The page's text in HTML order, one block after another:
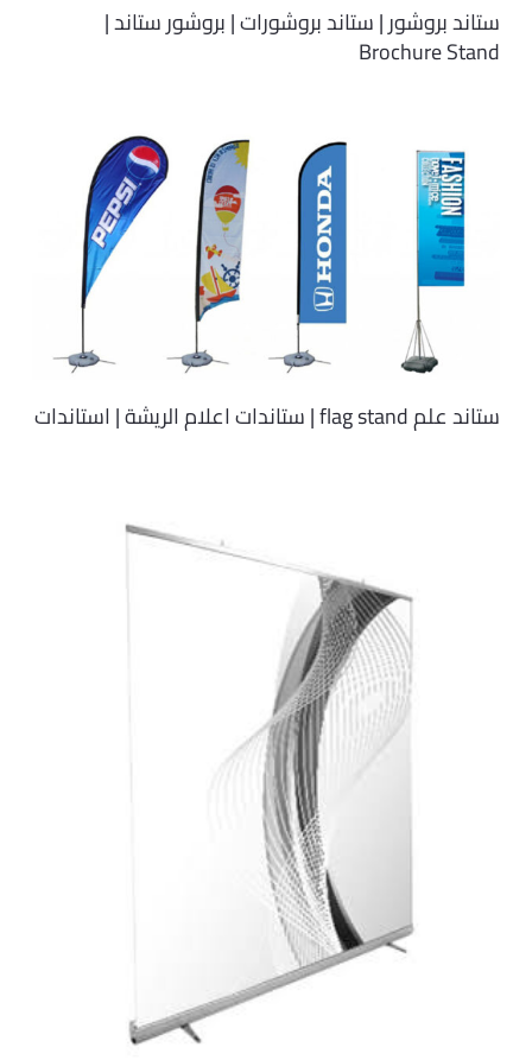
ستاند بروشور | ستاند بروشورات | بروشور ستاند |
Brochure Stand
ستاند علم flag stand | ستاندات اعلام الريشة | استاندات